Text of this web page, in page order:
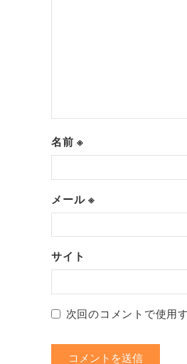
名前※
メール※
サイト
次回のコメントで使用